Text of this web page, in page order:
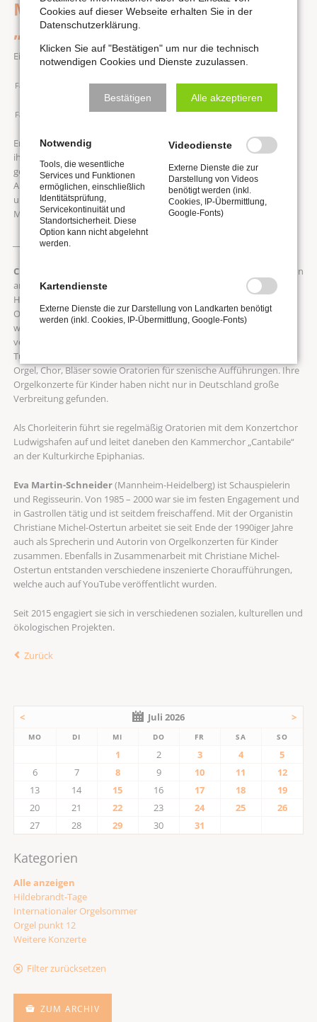
Musik für Kinder: Orgelmärchen
„Die Kirschin Elfriede“
Eintritt: Vorschulkinder 2,50 € | bis 14 Jahre 4 € | ab 15 Jahre 9 €
Familienkarte 13 € (1 Erw. mit bis zu 3 Kindern)
Familienkarte 22 € (2 Erw. mit bis zu 3 Kindern)
Erzählt wird die fantasievolle Geschichte einer kleinen Kirsche, die
ihren eigenen Weg gehen möchte. Während die anderen Früchte
gepflückt werden, träumt Elfriede von einem Neuanfang in
Australien und begegnet auf ihrer abenteuerlichen Reise
ungewöhnlichen Weggefährten – und verliebt sich sogar in den
Mond.
____________________________________________________
Christiane Michel-Ostertun
ist Professorin für Orgel-Improvisation
an den Hochschulen für Kirchenmusik in Westfalen (Witten),
Heidelberg und Frankfurt. Sie gibt zahlreiche Kurse und
Orgelkonzerte, auch mit Improvisation zu Stummfilmen. Besonders
wichtig ist ihr die Methodik der Orgelimprovisation, so
veröffentlichte sie mehrere Lehrbücher und über 120 Youtube-
Tutorials zu diesem Thema. Außerdem komponiert sie Werke für
Orgel, Chor, Bläser sowie Oratorien für szenische Aufführungen. Ihre
Orgelkonzerte für Kinder haben nicht nur in Deutschland große
Verbreitung gefunden.
Als Chorleiterin führt sie regelmäßig Oratorien mit dem Konzertchor
Ludwigshafen auf und leitet daneben den Kammerchor „Cantabile“
an der Kulturkirche Epiphanias.
Eva Martin-Schneider(Mannheim-Heidelberg) ist Schauspielerin
und Regisseurin. Von 1985 – 2000 war sie im festen Engagement und
in Gastrollen tätig und ist seitdem freischaffend. Mit der Organistin
Christiane Michel-Ostertun arbeitet sie seit Ende der 1990iger Jahre
auch als Sprecherin und Autorin von Orgelkonzerten für Kinder
zusammen. Ebenfalls in Zusammenarbeit mit Christiane Michel-
Ostertun entstanden verschiedene inszenierte Choraufführungen,
welche auch auf YouTube veröffentlicht wurden.
Seit 2015 engagiert sie sich in verschiedenen sozialen, kulturellen und
ökologischen Projekten.
Zurück
< Juli 2026 >
MO DI MI DO FR SA SO
1 2 3 4
5
6
7 8 9 10 11
12
13
14 15 16 17 18
19
20
21 22 23 24 25
26
27
28 29 30 31
Kategorien
Alle anzeigen
Hildebrandt-Tage
Internationaler Orgelsommer
Orgel punkt 12
Weitere Konzerte
Filter zurücksetzen
ZUM ARCHIV
Cookies auf dieser Webseite erhalten Sie in der
Datenschutzerklärung.
Klicken Sie auf "Bestätigen" um nur die technisch
notwendigen Cookies und Dienste zuzulassen.
Bestätigen Alle akzeptieren
Notwendig
Tools, die wesentliche
Services und Funktionen
ermöglichen, einschließlich
Identitätsprüfung,
Servicekontinuität und
Standortsicherheit. Diese
Option kann nicht abgelehnt
werden.
Videodienste
Externe Dienste die zur
Darstellung von Videos
benötigt werden (inkl.
Cookies, IP-Übermittlung,
Google-Fonts)
Kartendienste
Externe Dienste die zur Darstellung von Landkarten benötigt
werden (inkl. Cookies, IP-Übermittlung, Google-Fonts)